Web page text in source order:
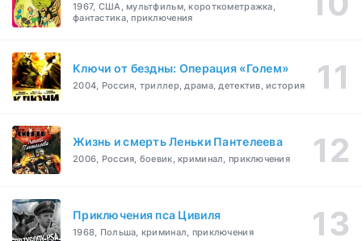
1967, США, мультфильм, короткометражка,
фантастика, приключения
Ключи от бездны: Операция «Голем»
2004, Россия, триллер, драма, детектив, история
Жизнь и смерть Леньки Пантелеева
2006, Россия, боевик, криминал, приключения
Приключения пса Цивиля
1968, Польша, криминал, приключения